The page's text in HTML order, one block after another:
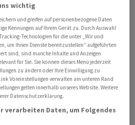
stieg im Juni deutlich
Zudem wurde der
in den beiden Vormonaten nach
die jüngst verstärkten
bezüglich der US-
etwas, hiess es im Handel. Das
wichtig
und greifen auf personenbezogene Daten
Kennungen auf Ihrem Gerät zu. Durch Auswahl
Technologien für die unter „Wir und
um Ihnen Dienste bereitzustellen“ aufgeführten
sind, sind manche Inhalte und Anzeigen
für Sie. Sie können dieses Menü jederzeit
zu ändern oder Ihre Einwilligung zu
Voreinstellungen verwalten am unteren Rand
gelten innerhalb unseres Website. Weitere
Datenschutzerklärung.
verarbeiten Daten, um Folgendes